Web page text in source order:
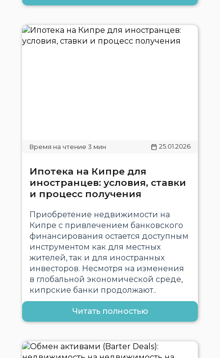
25.01.2026
Ипотека на Кипре для
иностранцев: условия, ставки
и процесс получения
Приобретение недвижимости на
Кипре с привлечением банковского
финансирования остается доступным
инструментом как для местных
жителей, так и для иностранных
инвесторов. Несмотря на изменения
в глобальной экономической среде,
кипрские банки продолжают..
Читать полностью